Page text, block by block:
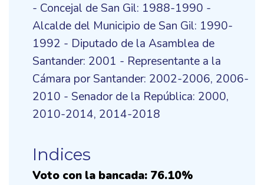
- Concejal de San Gil: 1988-1990 -
Alcalde del Municipio de San Gil: 1990-
1992 - Diputado de la Asamblea de
Santander: 2001 - Representante a la
Cámara por Santander: 2002-2006, 2006-
2010 - Senador de la República: 2000,
2010-2014, 2014-2018
Indices
Voto con la bancada: 76.10%